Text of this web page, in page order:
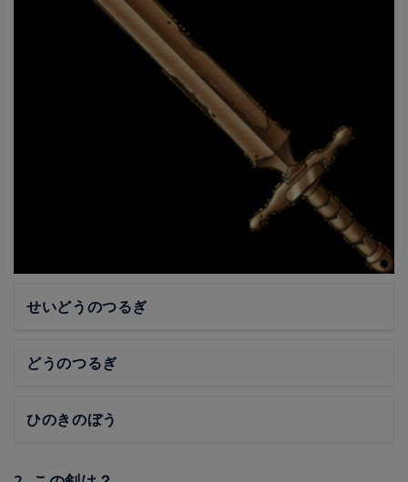
せいどうのつるぎ
どうのつるぎ
ひのきのぼう